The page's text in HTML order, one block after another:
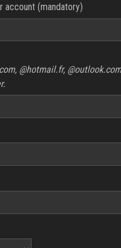
account (mandatory)
@hotmail.fr,